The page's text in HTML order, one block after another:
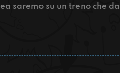
saremo su un treno che da